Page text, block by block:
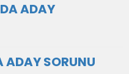
ADAY
SORUNU